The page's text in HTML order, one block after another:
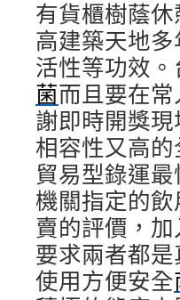
有貨櫃樹蔭
高建築天地
活性等功效
菌而且要在
謝即時開獎
相容性又高
貿易型錄運
機關指定的
賣的評價，
要求兩者都
使用方便安全